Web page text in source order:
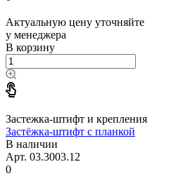
Актуальную цену уточняйте
у менеджера
В корзину
Застежка-штифт и крепления
Застёжка-штифт с планкой
В наличии
Арт. 03.3003.12
0